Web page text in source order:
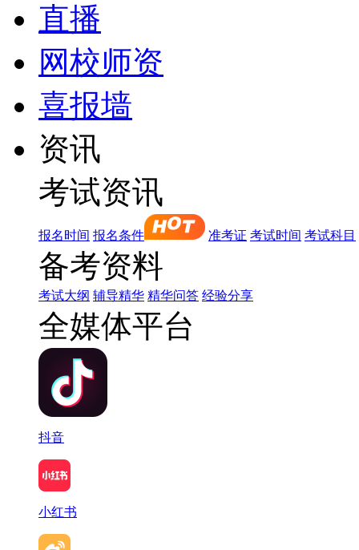
直播
网校师资
喜报墙
资讯
考试资讯
报名时间 报名条件 准考证 考试时间 考试科目
备考资料
考试大纲 辅导精华 精华问答 经验分享
全媒体平台
抖音
小红书